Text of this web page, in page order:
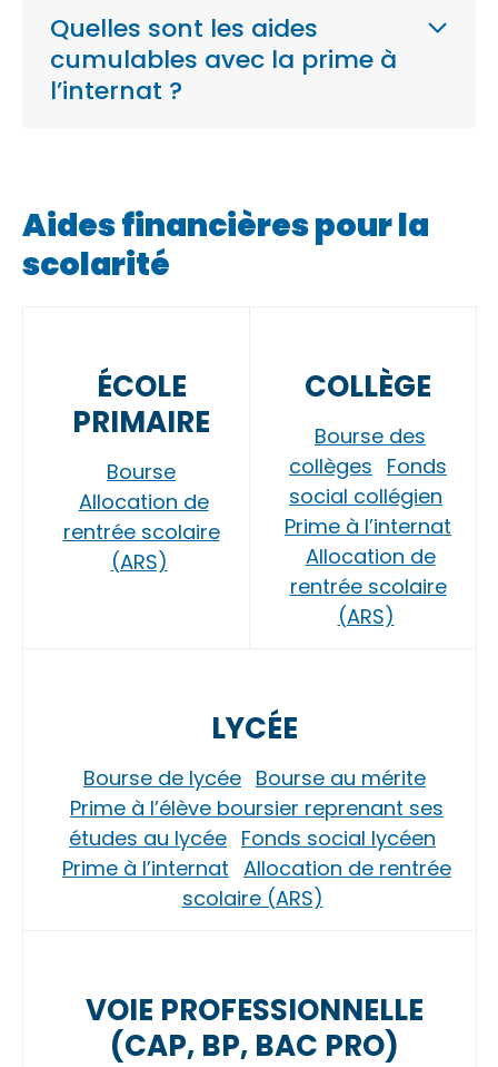
Quelles sont les aides
cumulables avec la prime à
l’internat ?
Aides financières pour la
scolarité
ÉCOLE
PRIMAIRE
Bourse
Allocation de
rentrée scolaire
(ARS)
COLLÈGE
Bourse des
collèges Fonds
social collégien
Prime à l’internat
Allocation de
rentrée scolaire
(ARS)
LYCÉE
Bourse de lycée Bourse au mérite
Prime à l’élève boursier reprenant ses
études au lycée Fonds social lycéen
Prime à l’internat Allocation de rentrée
scolaire (ARS)
VOIE PROFESSIONNELLE
(CAP, BP, BAC PRO)